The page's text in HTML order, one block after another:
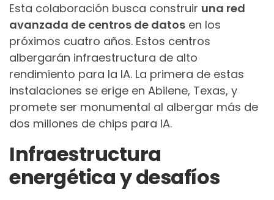
Esta colaboración busca construir una red
avanzada de centros de datos en los
próximos cuatro años. Estos centros
albergarán infraestructura de alto
rendimiento para la IA. La primera de estas
instalaciones se erige en Abilene, Texas, y
promete ser monumental al albergar más de
dos millones de chips para IA.
Infraestructura
energética y desafíos